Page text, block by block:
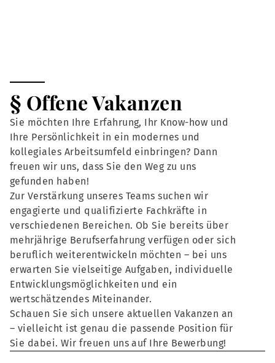
§ Offene Vakanzen
Sie möchten Ihre Erfahrung, Ihr Know-how und
Ihre Persönlichkeit in ein modernes und
kollegiales Arbeitsumfeld einbringen? Dann
freuen wir uns, dass Sie den Weg zu uns
gefunden haben!
Zur Verstärkung unseres Teams suchen wir
engagierte und qualifizierte Fachkräfte in
verschiedenen Bereichen. Ob Sie bereits über
mehrjährige Berufserfahrung verfügen oder sich
beruflich weiterentwickeln möchten – bei uns
erwarten Sie vielseitige Aufgaben, individuelle
Entwicklungsmöglichkeiten und ein
wertschätzendes Miteinander.
Schauen Sie sich unsere aktuellen Vakanzen an
– vielleicht ist genau die passende Position für
Sie dabei. Wir freuen uns auf Ihre Bewerbung!